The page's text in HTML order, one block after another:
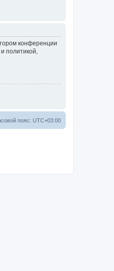
конференции
политикой,
пояс: UTC+03:00